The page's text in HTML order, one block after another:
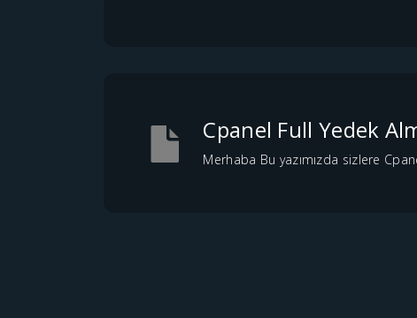
Cpanel Full Yedek
Merhaba Bu yazımızda sizlere